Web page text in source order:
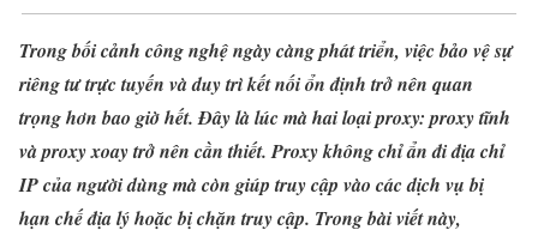
Trong bối cảnh công nghệ ngày càng phát triển, việc bảo vệ sự
riêng tư trực tuyến và duy trì kết nối ổn định trở nên quan
trọng hơn bao giờ hết. Đây là lúc mà hai loại proxy: proxy tĩnh
và proxy xoay trở nên cần thiết. Proxy không chỉ ẩn đi địa chỉ
IP của người dùng mà còn giúp truy cập vào các dịch vụ bị
hạn chế địa lý hoặc bị chặn truy cập. Trong bài viết này,